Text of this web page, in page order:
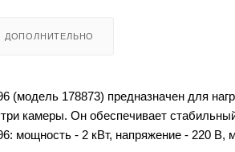
ДОПОЛНИТЕЛЬНО
178873) предназначен для
камеры. Он обеспечивает
мощность - 2 кВт, напряжение - 220 В,